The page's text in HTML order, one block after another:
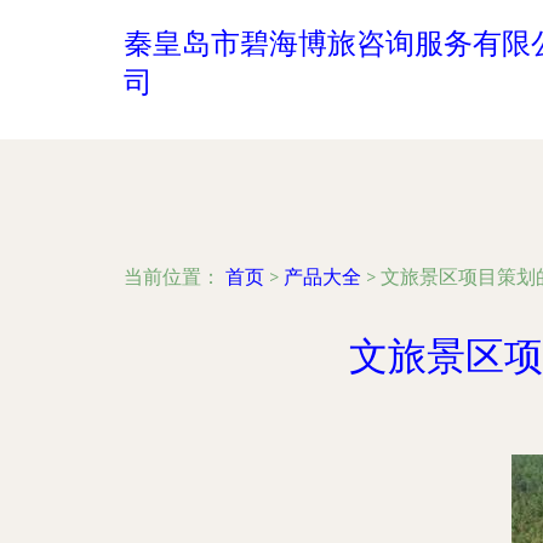
秦皇岛市碧海博旅咨询服务有限
司
当前位置： 首页 > 产品大全 > 文旅景区项目策划
文旅景区